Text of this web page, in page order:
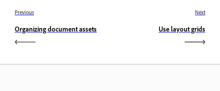
Previous
Organizing document assets
Next
Use layout grids